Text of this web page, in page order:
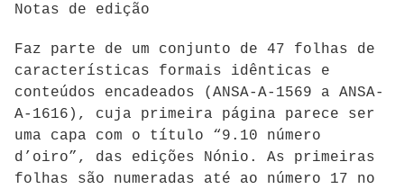
Notas de edição
Faz parte de um conjunto de 47 folhas de
características formais idênticas e
conteúdos encadeados ( ANSA-A-1569 a ANSA-
A-1616) , cuja primeira página parece ser
uma capa com o título “9.10 número
d’oiro”, das edições Nónio. As primeiras
folhas são numeradas até ao número 17 no